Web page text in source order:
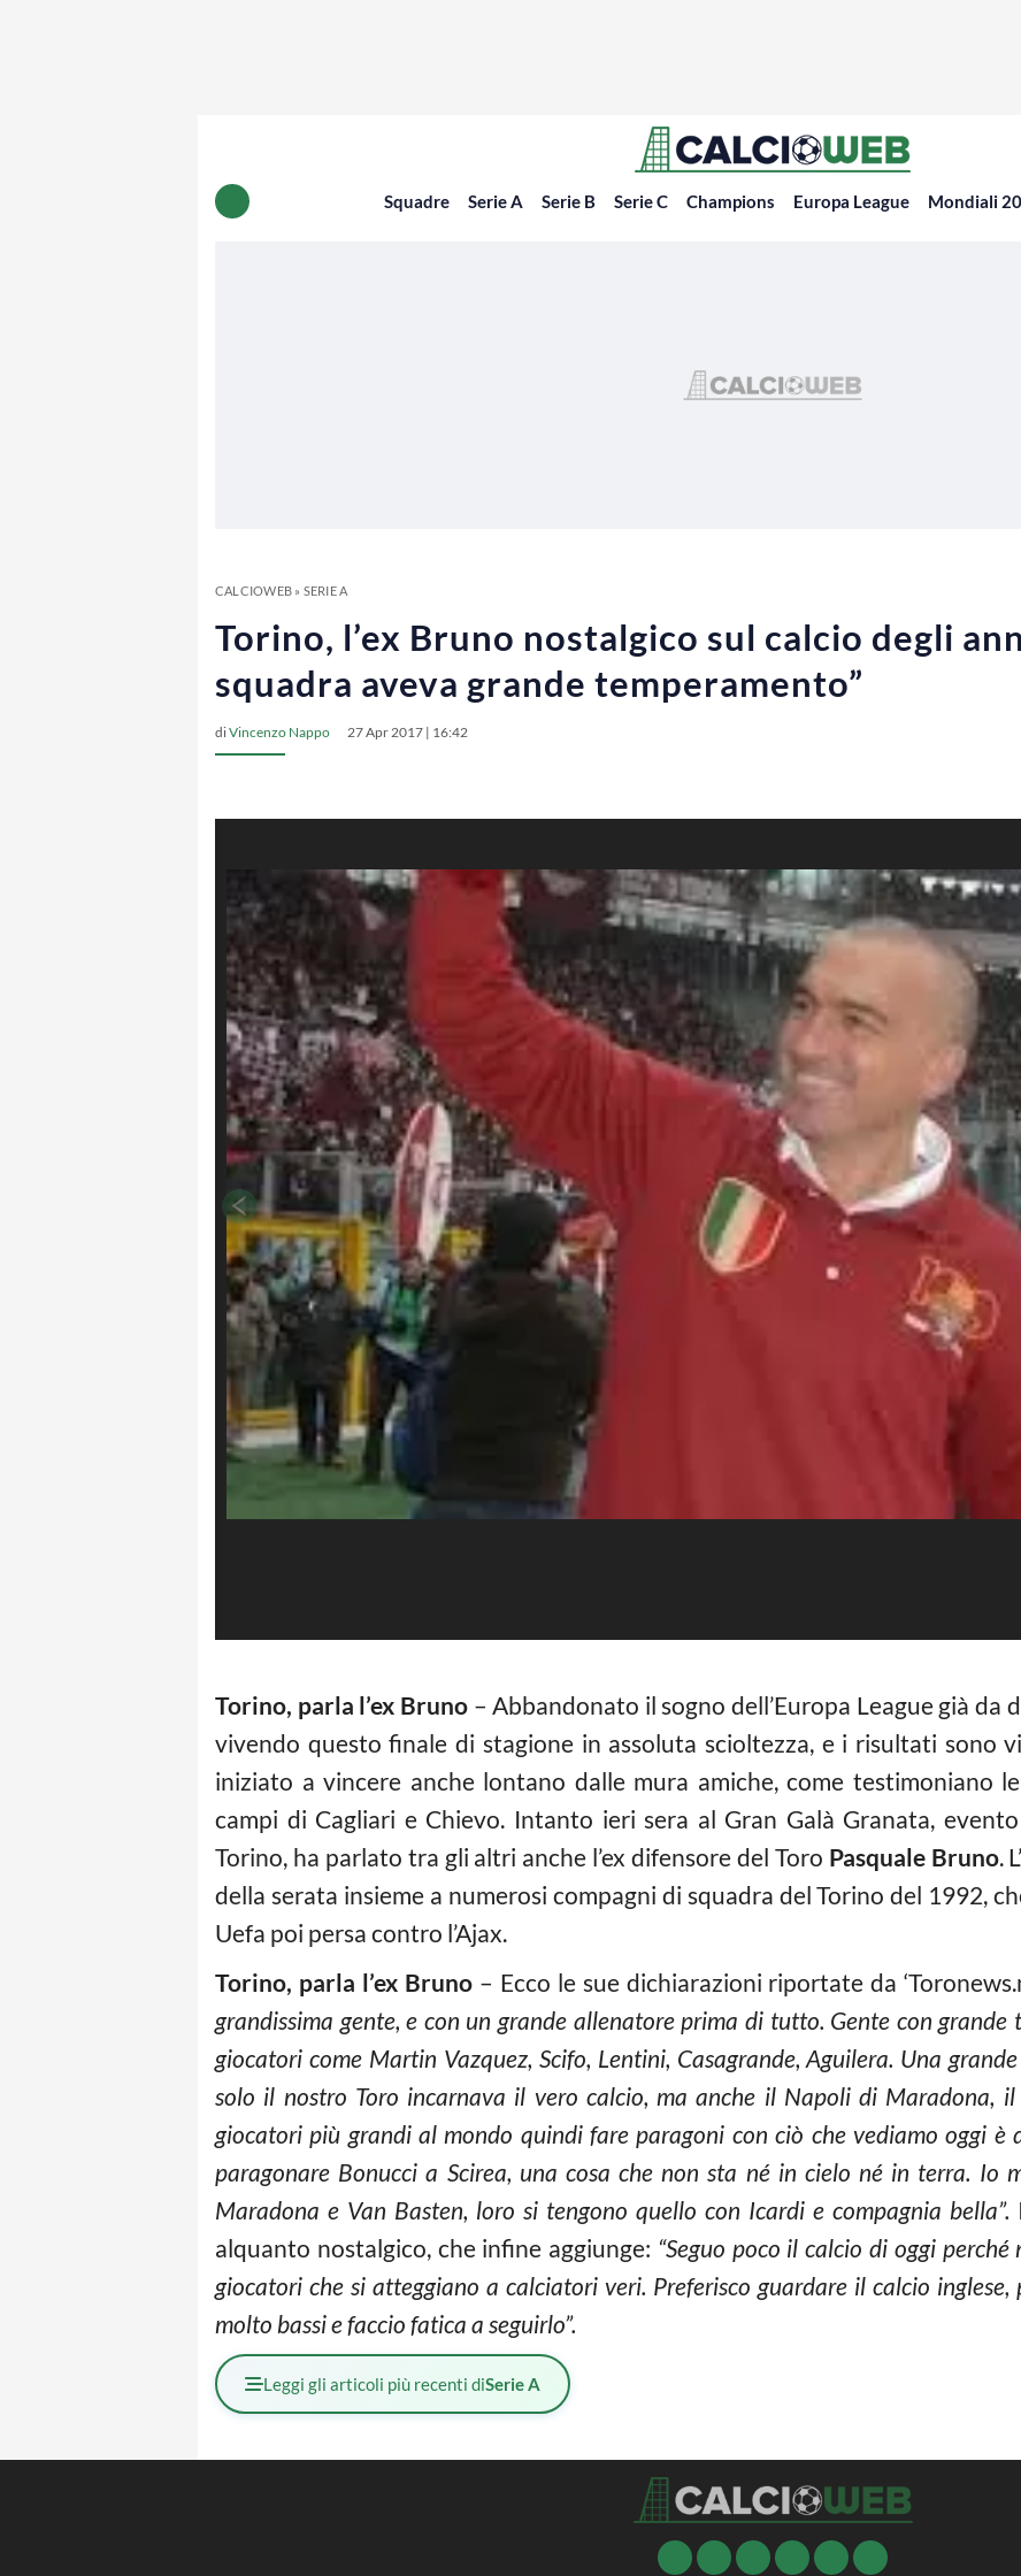
Squadre Serie A Serie B Serie C Champions Europa League Mondiali
CALCIOWEB» SERIE A
Torino, l’ex Bruno nostalgico sul calcio degli
squadra aveva grande temperamento”
diVincenzo Nappo 27 Apr 2017 | 16:42
Torino, parla l’ex Bruno– Abbandonato il sogno dell’Europa League già da
vivendo questo finale di stagione in assoluta scioltezza, e i risultati sono
iniziato a vincere anche lontano dalle mura amiche, come testimoniano
campi di Cagliari e Chievo. Intanto ieri sera al Gran Galà Granata,
Torino, ha parlato tra gli altri anche l’ex difensore del Toro Pasquale Bruno.
della serata insieme a numerosi compagni di squadra del Torino del 1992,
Uefa poi persa contro l’Ajax.
Torino, parla l’ex Bruno– Ecco le sue dichiarazioni riportate da
grandissima gente, e con un grande allenatore prima di tutto. Gente con grande
giocatori come Martin Vazquez, Scifo, Lentini, Casagrande, Aguilera. Una
solo il nostro Toro incarnava il vero calcio, ma anche il Napoli di Maradona, il
giocatori più grandi al mondo quindi fare paragoni con ciò che vediamo oggi è
paragonare Bonucci a Scirea, una cosa che non sta né in cielo né in terra. Io
Maradona e Van Basten, loro si tengono quello con Icardi e compagnia bella”.
alquanto nostalgico, che infine aggiunge: “Seguo poco il calcio di oggi
giocatori che si atteggiano a calciatori veri. Preferisco guardare il calcio
molto bassi e faccio fatica a seguirlo”.
Leggi gli articoli più recenti diSerie A